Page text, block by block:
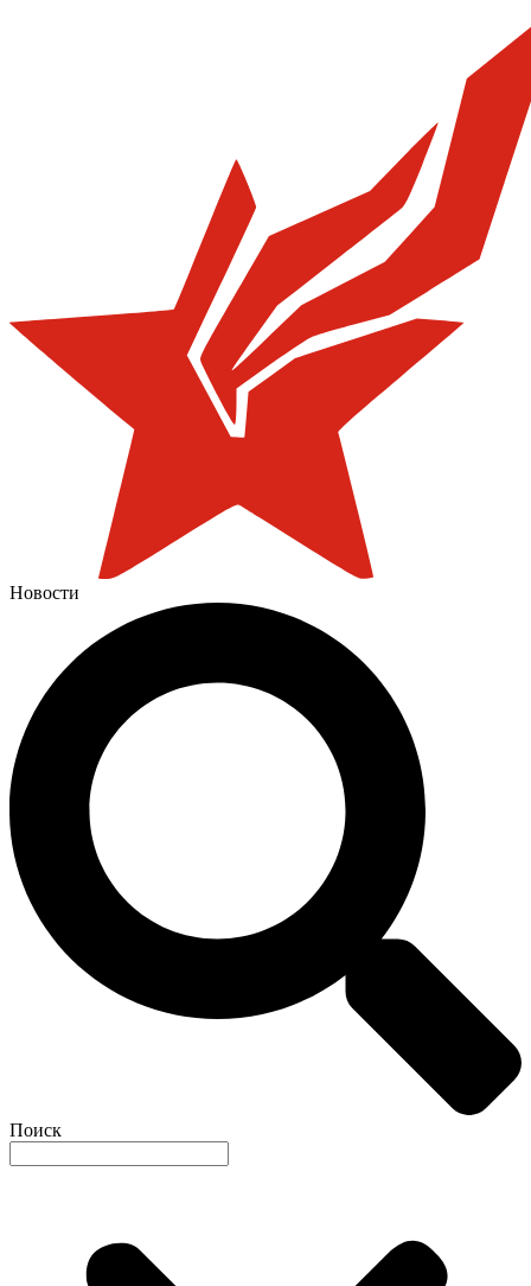
Новости
Поиск